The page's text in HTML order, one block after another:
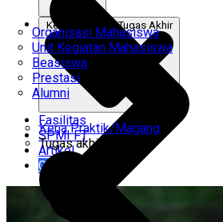
Organisasi Mahasiswa
Unit Kegiatan Mahasiswa
Beasiswa
Prestasi
Alumni
Kerja Praktik & Tugas Akhir
Kerja Praktik/Magang
Tugas akhir
Fasilitas
SPMI FT
Artikel
Gabung Kami